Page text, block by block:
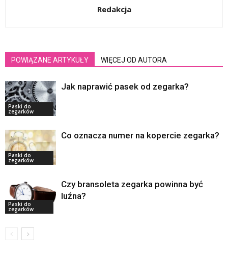
Redakcja
POWIĄZANE ARTYKUŁY WIĘCEJ OD AUTORA
Paski do
zegarków
Jak naprawić pasek od zegarka?
Paski do
zegarków
Co oznacza numer na kopercie zegarka?
Paski do
zegarków
Czy bransoleta zegarka powinna być
luźna?